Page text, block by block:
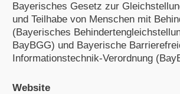
Bayerisches Gesetz zur
und Teilhabe von Menschen mit
(Bayerisches
BayBGG) und Bayerische
Informationstechnik-Verordnung
Website